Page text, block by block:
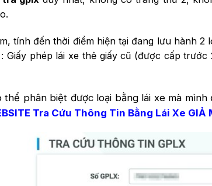
tính đến thời điểm hiện tại đang lưu hành 2
Giấy phép lái xe thẻ giấy cũ (được cấp
thể phân biệt được loại bằng lái xe mà mình
Tra Cứu Thông Tin Bằng Lái Xe GIẢ